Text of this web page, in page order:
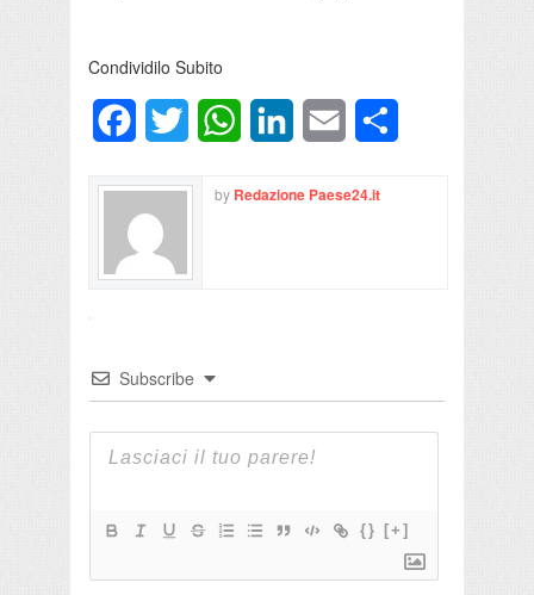
Condividilo Subito
FacebookTwitter WhatsAppLinkedInEmail
by Redazione Paese24.it
Subscribe
{} [+]